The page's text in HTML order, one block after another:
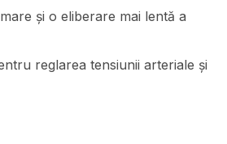
și o eliberare mai lentă a
reglarea tensiunii arteriale și